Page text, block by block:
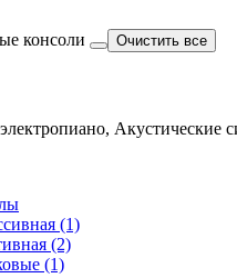
консоли Очистить все
(1)
(2)
(1)